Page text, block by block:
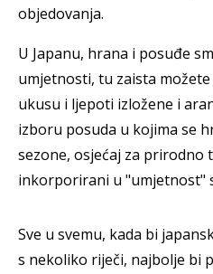
objedovanja.
U Japanu, hrana i posuđe
umjetnosti, tu zaista
ukusu i ljepoti izložene i
izboru posuda u kojima se
sezone, osjećaj za prirodno
inkorporirani u "umjetnost"
Sve u svemu, kada bi
s nekoliko riječi, najbolje bi